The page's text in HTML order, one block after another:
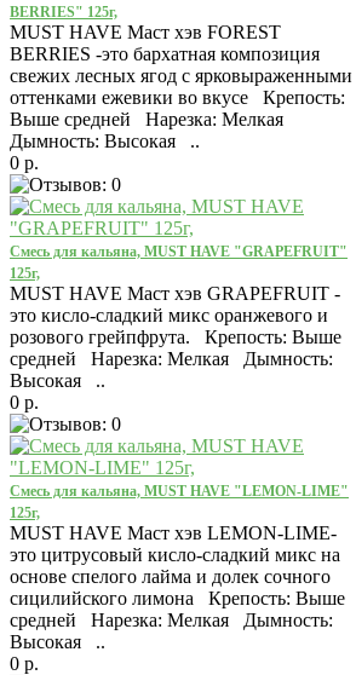
BERRIES" 125г,
MUST HAVE Маст хэв FOREST
BERRIES -это бархатная композиция
свежих лесных ягод с ярковыраженными
оттенками ежевики во вкусе Крепость:
Выше средней Нарезка: Мелкая
Дымность: Высокая ..
0 р.
Смесь для кальяна, MUST HAVE "GRAPEFRUIT"
125г,
MUST HAVE Маст хэв GRAPEFRUIT -
это кисло-сладкий микс оранжевого и
розового грейпфрута. Крепость: Выше
средней Нарезка: Мелкая Дымность:
Высокая ..
0 р.
Смесь для кальяна, MUST HAVE "LEMON-LIME"
125г,
MUST HAVE Маст хэв LEMON-LIME-
это цитрусовый кисло-сладкий микс на
основе спелого лайма и долек сочного
сицилийского лимона Крепость: Выше
средней Нарезка: Мелкая Дымность:
Высокая ..
0 р.